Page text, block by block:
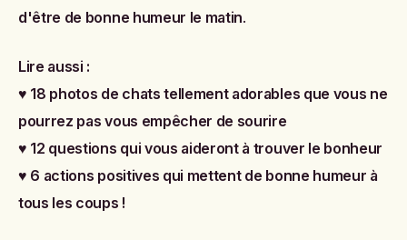
d'être de bonne humeur le matin.
Lire aussi :
♥ 18 photos de chats tellement adorables que vous ne
pourrez pas vous empêcher de sourire
♥ 12 questions qui vous aideront à trouver le bonheur
♥ 6 actions positives qui mettent de bonne humeur à
tous les coups !